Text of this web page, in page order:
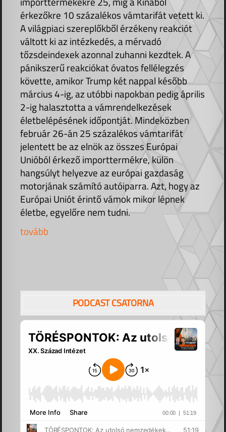
érkezőkre 10 százalékos vámtarifát vetett ki.
A világpiaci szereplőkből érzékeny reakciót
váltott ki az intézkedés, a mérvadó
tőzsdeindexek azonnal zuhanni kezdtek. A
pánikszerű reakciókat óvatos fellélegzés
követte, amikor Trump két nappal később
március 4-ig, az utóbbi napokban pedig április
2-ig halasztotta a vámrendelkezések
életbelépésének időpontját. Mindeközben
február 26-án 25 százalékos vámtarifát
jelentett be az elnök az összes Európai
Unióból érkező importtermékre, külön
hangsúlyt helyezve az európai gazdaság
motorjának számító autóiparra. Azt, hogy az
Európai Uniót érintő vámok mikor lépnek
életbe, egyelőre nem tudni.
tovább
PODCAST CSATORNA